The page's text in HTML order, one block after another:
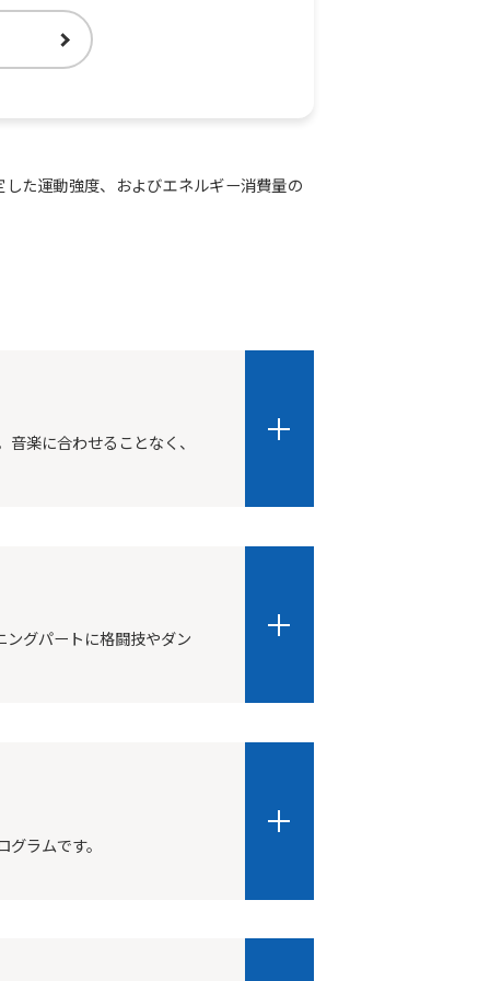
した運動強度、およびエネルギー消費量の
楽に合わせることなく、
グパートに格闘技やダン
ラムです。